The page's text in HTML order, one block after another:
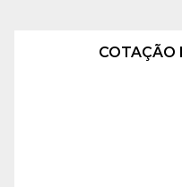
COTAÇÃO